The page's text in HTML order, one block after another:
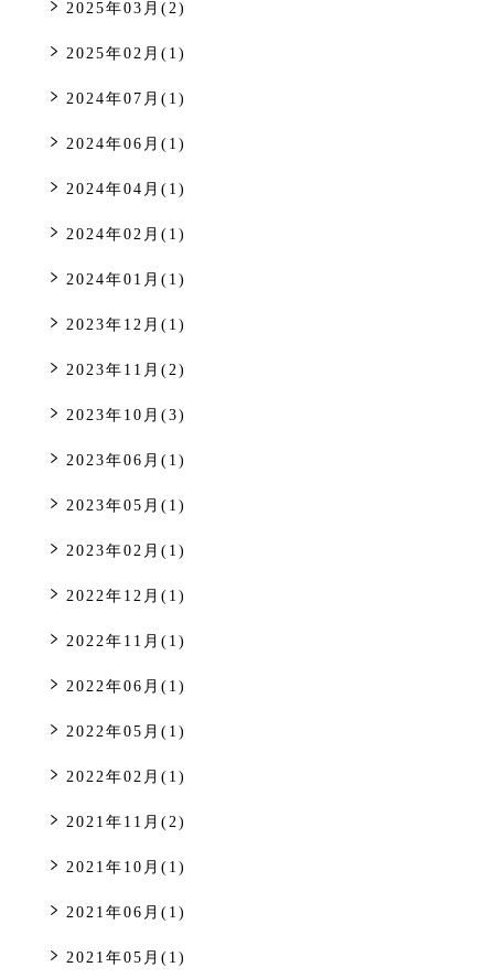
2025年03月(2)
2025年02月(1)
2024年07月(1)
2024年06月(1)
2024年04月(1)
2024年02月(1)
2024年01月(1)
2023年12月(1)
2023年11月(2)
2023年10月(3)
2023年06月(1)
2023年05月(1)
2023年02月(1)
2022年12月(1)
2022年11月(1)
2022年06月(1)
2022年05月(1)
2022年02月(1)
2021年11月(2)
2021年10月(1)
2021年06月(1)
2021年05月(1)